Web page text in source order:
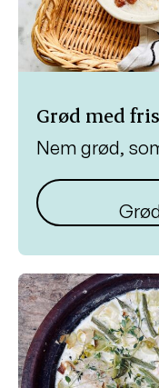
Grød med
Nem grød,
Grød med